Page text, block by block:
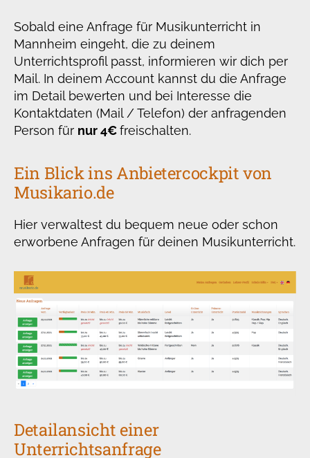
Sobald eine Anfrage für Musikunterricht in
Mannheim eingeht, die zu deinem
Unterrichtsprofil passt, informieren wir dich per
Mail. In deinem Account kannst du die Anfrage
im Detail bewerten und bei Interesse die
Kontaktdaten (Mail / Telefon) der anfragenden
Person für nur 4€freischalten.
Ein Blick ins Anbietercockpit von
Musikario.de
Hier verwaltest du bequem neue oder schon
erworbene Anfragen für deinen Musikunterricht.
Detailansicht einer
Unterrichtsanfrage